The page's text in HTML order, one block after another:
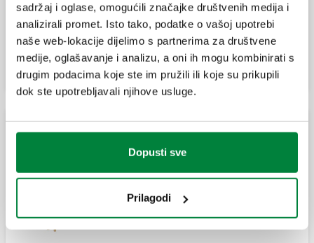
sadržaj i oglase, omogućili značajke društvenih medija i
analizirali promet. Isto tako, podatke o vašoj upotrebi
naše web-lokacije dijelimo s partnerima za društvene
medije, oglašavanje i analizu, a oni ih mogu kombinirati s
drugim podacima koje ste im pružili ili koje su prikupili
dok ste upotrebljavali njihove usluge.
Dopusti sve
Prilagodi
Izolacija za poluautomatski magnetski filtar
sa samočišćenjem.
Višefunkcijski uređaj od tehnopolimera sa
separatorom nečistoće i sitom
DIRTMAGPLUS®, Višefunkcijski uređaj sa